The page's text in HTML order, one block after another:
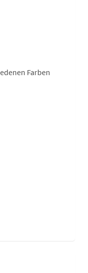
Farben